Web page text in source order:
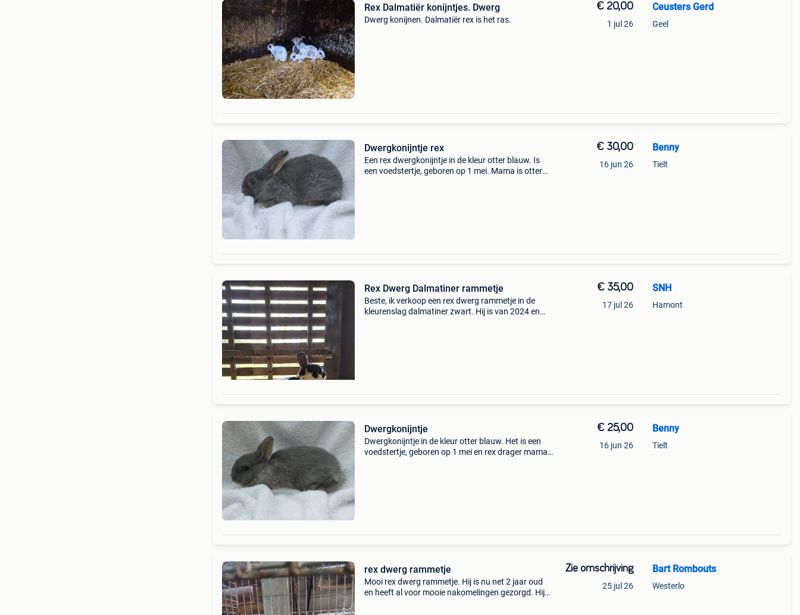
Rex Dalmatiër konijntjes. Dwerg
Dwerg konijnen. Dalmatiër rex is het ras.
€ 20,00
1 jul 26
Ceusters Gerd
Geel
Dwergkonijntje rex
Een rex dwergkonijntje in de kleur otter blauw. Is
een voedstertje, geboren op 1 mei. Mama is otter
€ 30,00
16 jun 26
Benny
Tielt
Rex Dwerg Dalmatiner rammetje
Beste, ik verkoop een rex dwerg rammetje in de
kleurenslag dalmatiner zwart. Hij is van 2024 en
€ 35,00
17 jul 26
SNH
Hamont
Dwergkonijntje
Dwergkonijntje in de kleur otter blauw. Het is een
voedstertje, geboren op 1 mei en rex drager mama
€ 25,00
16 jun 26
Benny
Tielt
rex dwerg rammetje
Mooi rex dwerg rammetje. Hij is nu net 2 jaar oud
en heeft al voor mooie nakomelingen gezorgd. Hij
Zie omschrijving
25 jul 26
Bart Rombouts
Westerlo